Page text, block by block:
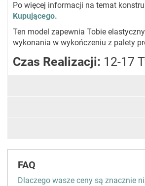
Po więcej informacji na temat
Kupującego.
Ten model zapewnia Tobie
wykonania w wykończeniu z palety
Czas Realizacji: 12-17
FAQ
Dlaczego wasze ceny są znacznie